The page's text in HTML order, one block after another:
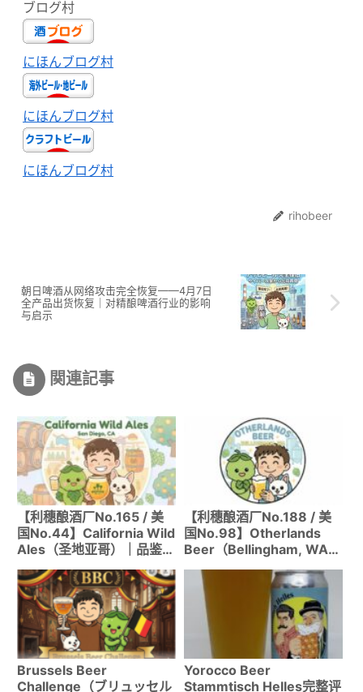
ブログ村
にほんブログ村
にほんブログ村
にほんブログ村
rihobeer
朝日啤酒从网络攻击完全恢复——4月7日
全产品出货恢复｜对精酿啤酒行业的影响
与启示
関連記事
【利穗酿酒厂No.165 / 美
国No.44】California Wild
Ales（圣地亚哥）｜品鉴套
【利穗酿酒厂No.188 / 美
国No.98】Otherlands
Beer（Bellingham, WA）
欧洲风格的独一无二酿酒厂
Brussels Beer
Challenge（ブリュッセル
Yorocco Beer
Stammtisch Helles完整评